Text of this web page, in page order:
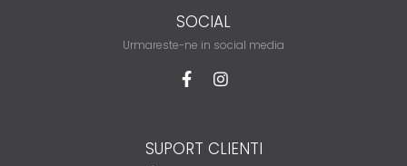
SOCIAL
Urmareste-ne in social media
SUPORT CLIENTI